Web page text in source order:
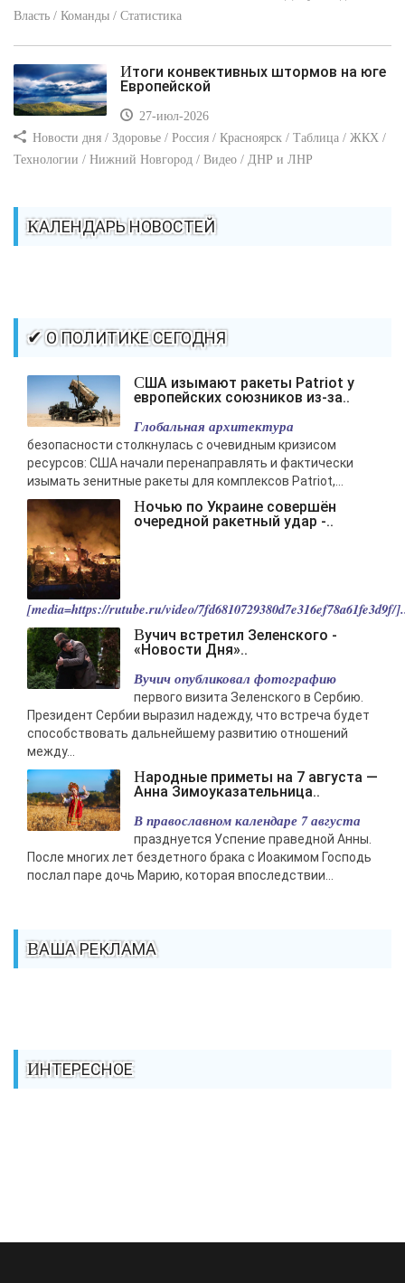
Власть / Команды / Статистика
Итоги конвективных штормов на юге
Европейской
27-июл-2026
Новости дня / Здоровье / Россия / Красноярск / Таблица / ЖКХ /
Технологии / Нижний Новгород / Видео / ДНР и ЛНР
КАЛЕНДАРЬ НОВОСТЕЙ
✔ О ПОЛИТИКЕ СЕГОДНЯ
США изымают ракеты Patriot у
европейских союзников из-за..
Глобальная архитектура
безопасности столкнулась с очевидным кризисом
ресурсов: США начали перенаправлять и фактически
изымать зенитные ракеты для комплексов Patriot,...
Ночью по Украине совершён
очередной ракетный удар -..
[media=https://rutube.ru/video/7fd6810729380d7e316ef78a61fe3d9f/
Вучич встретил Зеленского -
«Новости Дня»..
Вучич опубликовал фотографию
первого визита Зеленского в Сербию.
Президент Сербии выразил надежду, что встреча будет
способствовать дальнейшему развитию отношений
между...
Народные приметы на 7 августа —
Анна Зимоуказательница..
В православном календаре 7 августа
празднуется Успение праведной Анны.
После многих лет бездетного брака с Иоакимом Господь
послал паре дочь Марию, которая впоследствии...
ВАША РЕКЛАМА
ИНТЕРЕСНОЕ